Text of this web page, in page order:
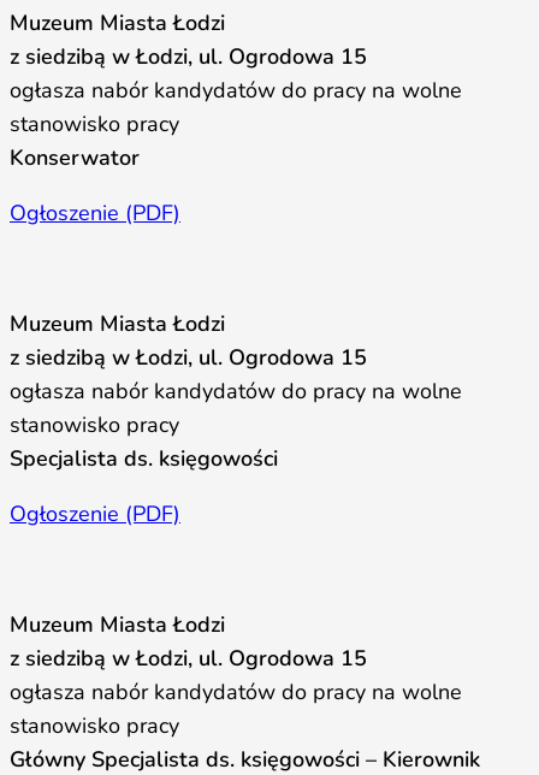
Muzeum Miasta Łodzi
z siedzibą w Łodzi, ul. Ogrodowa 15
ogłasza nabór kandydatów do pracy na wolne
stanowisko pracy
Konserwator
Ogłoszenie (PDF)
Muzeum Miasta Łodzi
z siedzibą w Łodzi, ul. Ogrodowa 15
ogłasza nabór kandydatów do pracy na wolne
stanowisko pracy
Specjalista ds. księgowości
Ogłoszenie (PDF)
Muzeum Miasta Łodzi
z siedzibą w Łodzi, ul. Ogrodowa 15
ogłasza nabór kandydatów do pracy na wolne
stanowisko pracy
Główny Specjalista ds. księgowości – Kierownik